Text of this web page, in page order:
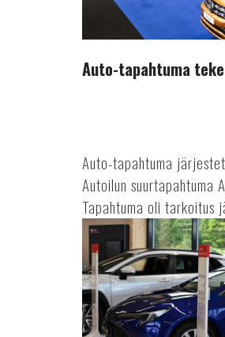
Auto-tapahtuma
Auto-tapahtuma
Autoilun suurtapahtuma
Tapahtuma oli tarkoitus
Autoveron
tuotossa
selvää
laskua